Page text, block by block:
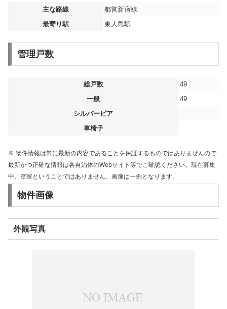
主な路線
都営新宿線
最寄り駅
東大島駅
管理戸数
総戸数
49
一般
49
シルバーピア
車椅子
※ 物件情報は常に最新の内容であることを保証するものではありませんので
最新かつ正確な情報は各自治体のWebサイト等でご確認ください。現在募集
中、空室ということではありません。画像は一例となります。
物件画像
外観写真